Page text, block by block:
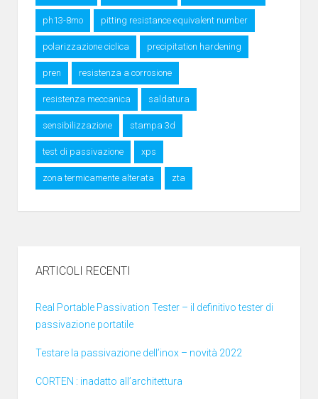
ph13-8mo pitting resistance equivalent number
polarizzazione ciclica precipitation hardening
pren resistenza a corrosione
resistenza meccanica saldatura
sensibilizzazione stampa 3d
test di passivazione xps
zona termicamente alterata zta
ARTICOLI RECENTI
Real Portable Passivation Tester – il definitivo tester di
passivazione portatile
Testare la passivazione dell’inox – novità 2022
CORTEN : inadatto all’architettura